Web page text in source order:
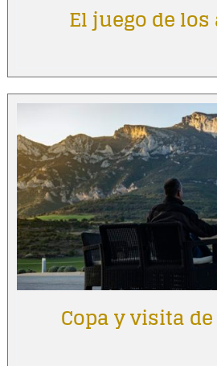
El juego de
Copa y visita